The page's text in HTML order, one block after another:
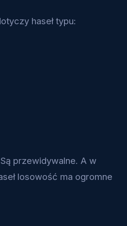
haseł typu:
przewidywalne. A w
losowość ma ogromne